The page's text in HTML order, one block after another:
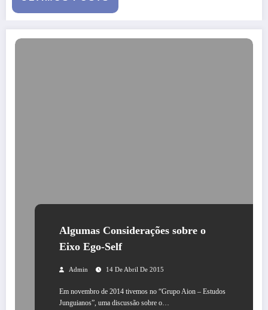
Algumas Considerações sobre o
Eixo Ego-Self
Admin 14 De Abril De 2015
Em novembro de 2014 tivemos no “Grupo Aion – Estudos
Junguianos”, uma discussão sobre o…